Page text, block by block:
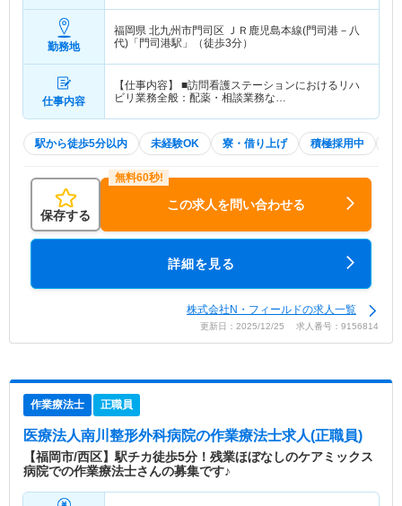
勤務地
福岡県 北九州市門司区 ＪＲ鹿児島本線(門司港－八
代)「門司港駅」（徒歩3分）
仕事内容
【仕事内容】 ■訪問看護ステーションにおけるリハ
ビリ業務全般：配薬・相談業務な…
駅から徒歩5分以内 未経験OK 寮・借り上げ 積極採用中
保存する
この求人を問い合わせる
詳細を見る
株式会社N・フィールドの求人一覧
更新日：2025/12/25 求人番号：9156814
作業療法士 正職員
医療法人南川整形外科病院の作業療法士求人(正職員)
【福岡市/西区】駅チカ徒歩5分！残業ほぼなしのケアミックス
病院での作業療法士さんの募集です♪